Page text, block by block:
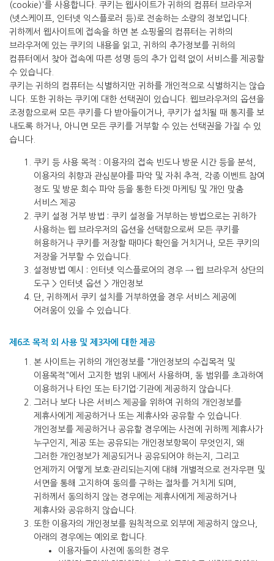
(cookie)'를 사용합니다. 쿠키는 웹사이트가 귀하의 컴퓨터 브라우저
(넷스케이프, 인터넷 익스플로러 등)로 전송하는 소량의 정보입니다.
귀하께서 웹사이트에 접속을 하면 본 쇼핑몰의 컴퓨터는 귀하의
브라우저에 있는 쿠키의 내용을 읽고, 귀하의 추가정보를 귀하의
컴퓨터에서 찾아 접속에 따른 성명 등의 추가 입력 없이 서비스를 제공할
수 있습니다.
쿠키는 귀하의 컴퓨터는 식별하지만 귀하를 개인적으로 식별하지는 않습
니다. 또한 귀하는 쿠키에 대한 선택권이 있습니다. 웹브라우저의 옵션을
조정함으로써 모든 쿠키를 다 받아들이거나, 쿠키가 설치될 때 통지를 보
내도록 하거나, 아니면 모든 쿠키를 거부할 수 있는 선택권을 가질 수 있
습니다.
쿠키 등 사용 목적 : 이용자의 접속 빈도나 방문 시간 등을 분석,
이용자의 취향과 관심분야를 파악 및 자취 추적, 각종 이벤트 참여
정도 및 방문 회수 파악 등을 통한 타겟 마케팅 및 개인 맞춤
서비스 제공
쿠키 설정 거부 방법 : 쿠키 설정을 거부하는 방법으로는 귀하가
사용하는 웹 브라우저의 옵션을 선택함으로써 모든 쿠키를
허용하거나 쿠키를 저장할 때마다 확인을 거치거나, 모든 쿠키의
저장을 거부할 수 있습니다.
설정방법 예시 : 인터넷 익스플로어의 경우 → 웹 브라우저 상단의
도구 > 인터넷 옵션 > 개인정보
단, 귀하께서 쿠키 설치를 거부하였을 경우 서비스 제공에
어려움이 있을 수 있습니다.
제6조 목적 외 사용 및 제3자에 대한 제공
본 사이트는 귀하의 개인정보를 "개인정보의 수집목적 및
이용목적"에서 고지한 범위 내에서 사용하며, 동 범위를 초과하여
이용하거나 타인 또는 타기업·기관에 제공하지 않습니다.
그러나 보다 나은 서비스 제공을 위하여 귀하의 개인정보를
제휴사에게 제공하거나 또는 제휴사와 공유할 수 있습니다.
개인정보를 제공하거나 공유할 경우에는 사전에 귀하께 제휴사가
누구인지, 제공 또는 공유되는 개인정보항목이 무엇인지, 왜
그러한 개인정보가 제공되거나 공유되어야 하는지, 그리고
언제까지 어떻게 보호·관리되는지에 대해 개별적으로 전자우편 및
서면을 통해 고지하여 동의를 구하는 절차를 거치게 되며,
귀하께서 동의하지 않는 경우에는 제휴사에게 제공하거나
제휴사와 공유하지 않습니다.
또한 이용자의 개인정보를 원칙적으로 외부에 제공하지 않으나,
아래의 경우에는 예외로 합니다.
이용자들이 사전에 동의한 경우